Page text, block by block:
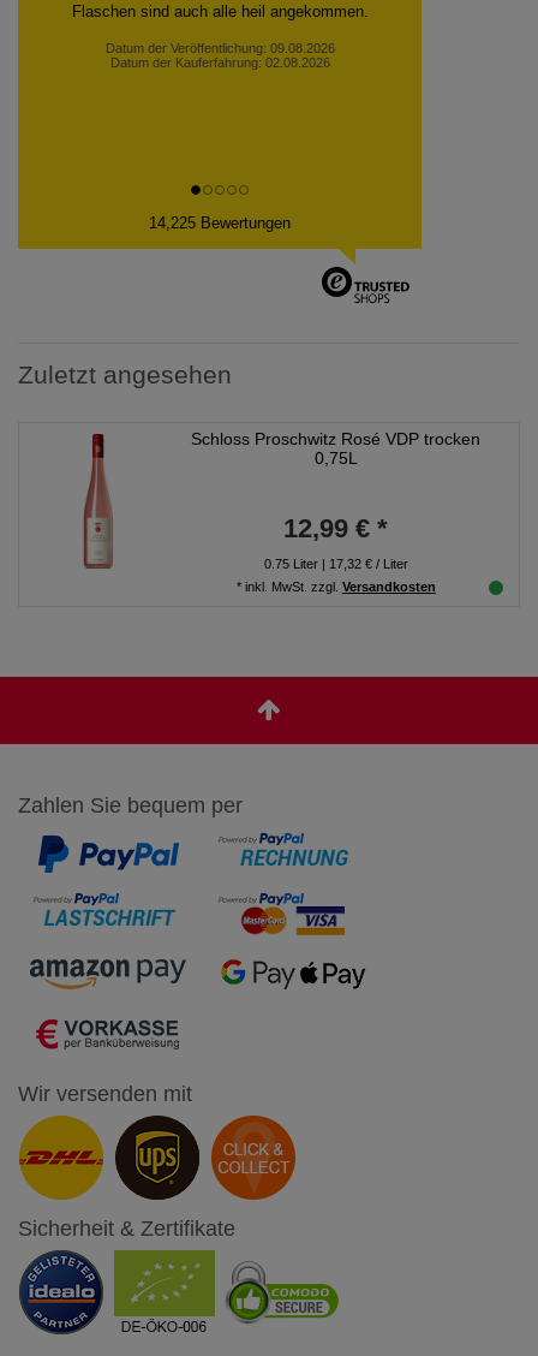
Flaschen sind auch alle heil angekommen.
Datum der Veröffentlichung: 09.08.2026
Datum der Kauferfahrung: 02.08.2026
14,225 Bewertungen
Zuletzt angesehen
Schloss Proschwitz Rosé VDP trocken
0,75L
12,99 € *
0.75Liter| 17,32 € / Liter
* inkl. MwSt. zzgl. Versandkosten
Zahlen Sie bequem per
Wir versenden mit
Sicherheit & Zertifikate